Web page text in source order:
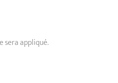
sera appliqué.